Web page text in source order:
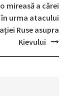
mireasă a cărei
urma atacului
Ruse asupra
Kievului